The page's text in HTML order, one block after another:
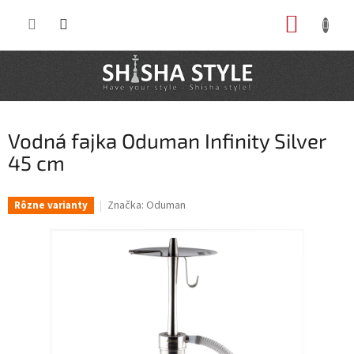
Vodná fajka Oduman Infinity Silver
45 cm
Rôzne varianty Značka: Oduman